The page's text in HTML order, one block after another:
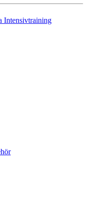
Intensivtraining